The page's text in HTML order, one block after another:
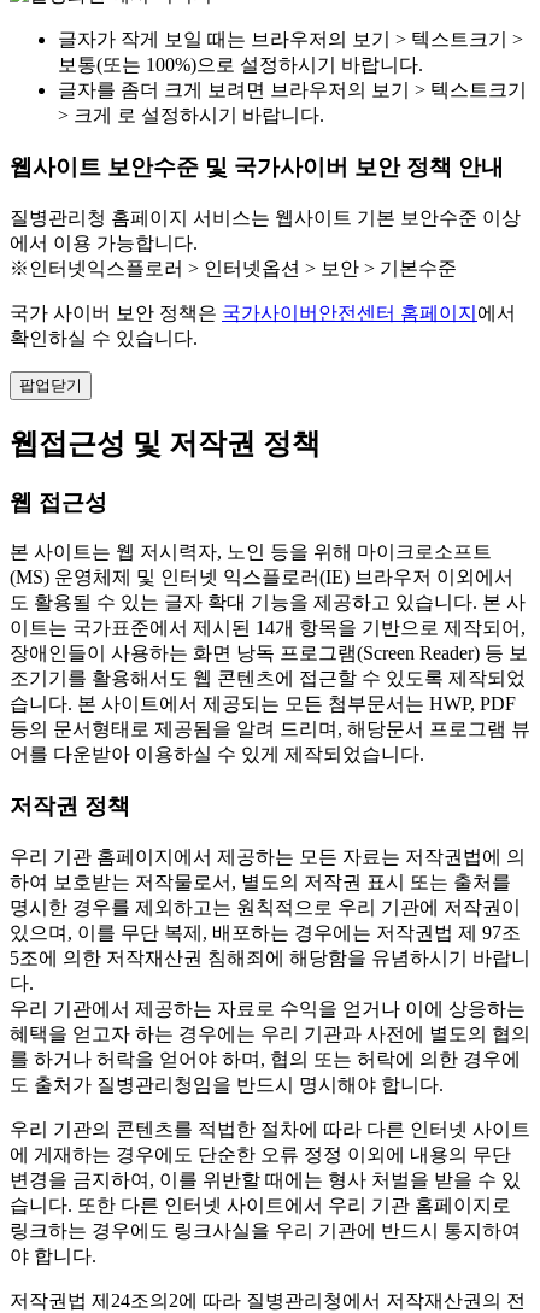
글자가 작게 보일 때는 브라우저의 보기 > 텍스트크기 >
보통(또는 100%)으로 설정하시기 바랍니다.
글자를 좀더 크게 보려면 브라우저의 보기 > 텍스트크기
> 크게 로 설정하시기 바랍니다.
웹사이트 보안수준 및 국가사이버 보안 정책 안내
질병관리청 홈페이지 서비스는 웹사이트 기본 보안수준 이상
에서 이용 가능합니다.
※인터넷익스플로러 > 인터넷옵션 > 보안 > 기본수준
국가 사이버 보안 정책은 국가사이버안전센터 홈페이지 에서
확인하실 수 있습니다.
팝업닫기
웹접근성 및 저작권 정책
웹 접근성
본 사이트는 웹 저시력자, 노인 등을 위해 마이크로소프트
(MS) 운영체제 및 인터넷 익스플로러(IE) 브라우저 이외에서
도 활용될 수 있는 글자 확대 기능을 제공하고 있습니다. 본 사
이트는 국가표준에서 제시된 14개 항목을 기반으로 제작되어,
장애인들이 사용하는 화면 낭독 프로그램(Screen Reader) 등 보
조기기를 활용해서도 웹 콘텐츠에 접근할 수 있도록 제작되었
습니다. 본 사이트에서 제공되는 모든 첨부문서는 HWP, PDF
등의 문서형태로 제공됨을 알려 드리며, 해당문서 프로그램 뷰
어를 다운받아 이용하실 수 있게 제작되었습니다.
저작권 정책
우리 기관 홈페이지에서 제공하는 모든 자료는 저작권법에 의
하여 보호받는 저작물로서, 별도의 저작권 표시 또는 출처를
명시한 경우를 제외하고는 원칙적으로 우리 기관에 저작권이
있으며, 이를 무단 복제, 배포하는 경우에는 저작권법 제 97조
5조에 의한 저작재산권 침해죄에 해당함을 유념하시기 바랍니
다.
우리 기관에서 제공하는 자료로 수익을 얻거나 이에 상응하는
혜택을 얻고자 하는 경우에는 우리 기관과 사전에 별도의 협의
를 하거나 허락을 얻어야 하며, 협의 또는 허락에 의한 경우에
도 출처가 질병관리청임을 반드시 명시해야 합니다.
우리 기관의 콘텐츠를 적법한 절차에 따라 다른 인터넷 사이트
에 게재하는 경우에도 단순한 오류 정정 이외에 내용의 무단
변경을 금지하여, 이를 위반할 때에는 형사 처벌을 받을 수 있
습니다. 또한 다른 인터넷 사이트에서 우리 기관 홈페이지로
링크하는 경우에도 링크사실을 우리 기관에 반드시 통지하여
야 합니다.
저작권법 제24조의2에 따라 질병관리청에서 저작재산권의 전